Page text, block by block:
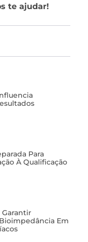
te ajudar!
Para
À Qualificação
Garantir
Em